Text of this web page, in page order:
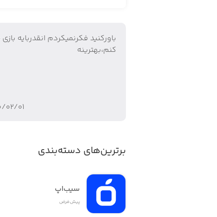
ONLINE MULTIPLAYER BATTLES
you’ll have to deal with some
intense platform fighting game.
باورکنید فکرنمیکردم انقدربایه
کنم،بهترینه
۱۴۰۰/
برترین‌های دسته‌بندی
سیب‌اپ
پیش‌فرض